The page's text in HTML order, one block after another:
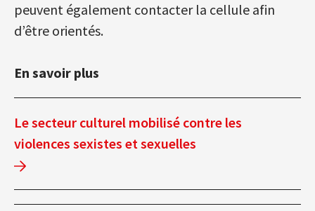
peuvent également contacter la cellule afin
d’être orientés.
En savoir plus
Le secteur culturel mobilisé contre les
violences sexistes et sexuelles